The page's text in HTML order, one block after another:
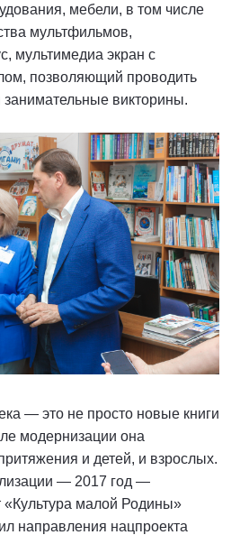
мебели, в том числе
мультфильмов,
мультимедиа экран с
позволяющий проводить
викторины.
— это не просто новые книги
модернизации она
и детей, и взрослых.
— 2017 год —
малой Родины»
направления нацпроекта